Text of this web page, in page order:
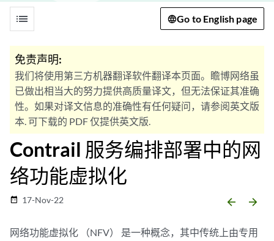
list Go to English page
免责声明:
我们将使用第三方机器翻译软件翻译本页面。瞻博网络虽
已做出相当大的努力提供高质量译文，但无法保证其准确
性。如果对译文信息的准确性有任何疑问，请参阅英文版
本. 可下载的 PDF 仅提供英文版.
Contrail 服务编排部署中的网
络功能虚拟化
date_range 17-Nov-22 arrow_backward arrow_forward
网络功能虚拟化 （NFV） 是一种概念，其中传统上由专用